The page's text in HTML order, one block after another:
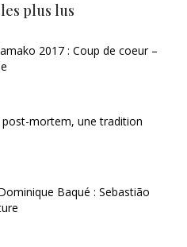
plus lus
2017 : Coup de coeur –
mortem, une tradition
Baqué : Sebastião